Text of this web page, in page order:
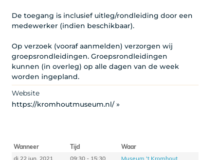
De toegang is inclusief uitleg/rondleiding door een
medewerker (indien beschikbaar).
Op verzoek (vooraf aanmelden) verzorgen wij
groepsrondleidingen. Groepsrondleidingen
kunnen (in overleg) op alle dagen van de week
worden ingepland.
Website
https://kromhoutmuseum.nl/ »
Wanneer Tijd
Waar
di 22 jun. 2021
09:30 - 15:30 Museum 't Kromhout